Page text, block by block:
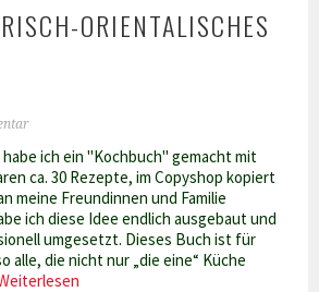
ORIENTALISCHES
habe ich ein "Kochbuch" gemacht mit
ca. 30 Rezepte, im Copyshop kopiert
meine Freundinnen und Familie
ich diese Idee endlich ausgebaut und
umgesetzt. Dieses Buch ist für
alle, die nicht nur „die eine“ Küche